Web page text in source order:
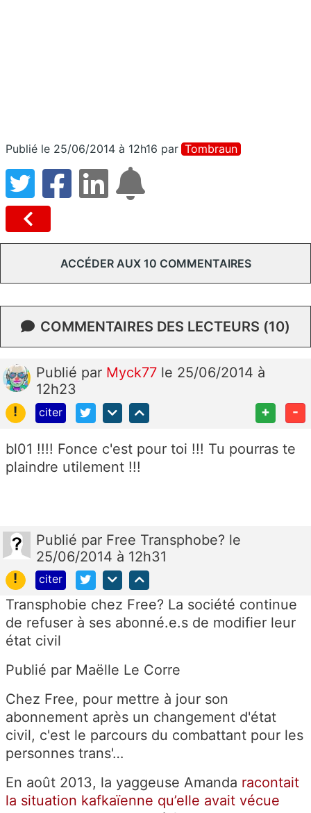
Publié le 25/06/2014 à 12h16 par Tombraun
ACCÉDER AUX 10 COMMENTAIRES
COMMENTAIRES DES LECTEURS (10)
Publié par Myck77 le 25/06/2014 à
12h23
!
citer + -
bl01 !!!! Fonce c'est pour toi !!! Tu pourras te
plaindre utilement !!!
Publié par Free Transphobe? le
25/06/2014 à 12h31
!
citer
Transphobie chez Free? La société continue
de refuser à ses abonné.e.s de modifier leur
état civil
Publié par Maëlle Le Corre
Chez Free, pour mettre à jour son
abonnement après un changement d'état
civil, c'est le parcours du combattant pour les
personnes trans'…
En août 2013, la yaggeuse Amanda racontait
la situation kafkaïenne qu’elle avait vécue